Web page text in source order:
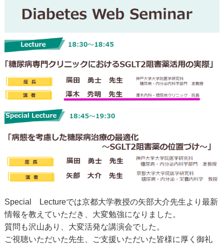
Special Lectureでは京都大学教授の矢部大介先生より最新
情報を教えていただき、大変勉強になりました。
質問も沢山あり、大変活発な講演会でした。
ご視聴いただいた先生、ご支援いただいた皆様に厚く御礼